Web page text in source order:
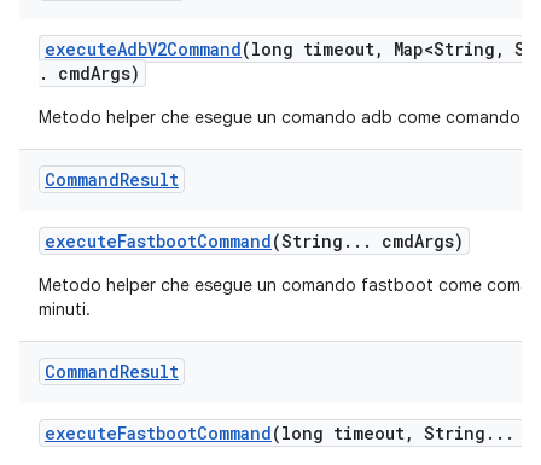
executeAdbV2Command(long timeout, Map<String ,
.
cmdArgs)
Metodo helper che esegue un comando adb come comando
CommandResult
executeFastbootCommand(String . . . cmdArgs)
Metodo helper che esegue un comando fastboot come
minuti.
CommandResult
executeFastbootCommand(long timeout, String . . .